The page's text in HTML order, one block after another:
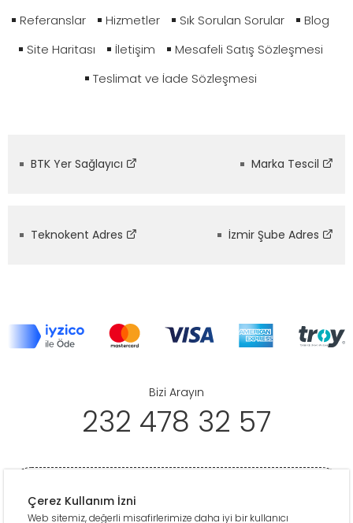
Referanslar
Hizmetler Sık Sorulan Sorular
Blog
Site Haritası
İletişim
Mesafeli Satış Sözleşmesi
Teslimat ve İade Sözleşmesi
BTK Yer Sağlayıcı Marka Tescil
Teknokent Adres İzmir Şube Adres
Bizi Arayın
232 478 32 57
Çerez Kullanım İzni
Web sitemiz, değerli misafirlerimize daha iyi bir kullanıcı